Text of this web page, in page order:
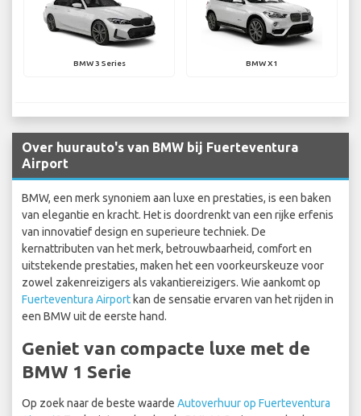
BMW 3 Series BMW X1
Over huurauto's van BMW bij Fuerteventura
Airport
BMW, een merk synoniem aan luxe en prestaties, is een baken
van elegantie en kracht. Het is doordrenkt van een rijke erfenis
van innovatief design en superieure techniek. De
kernattributen van het merk, betrouwbaarheid, comfort en
uitstekende prestaties, maken het een voorkeurskeuze voor
zowel zakenreizigers als vakantiereizigers. Wie aankomt op
Fuerteventura Airport kan de sensatie ervaren van het rijden in
een BMW uit de eerste hand.
Geniet van compacte luxe met de
BMW 1 Serie
Op zoek naar de beste waarde Autoverhuur op Fuerteventura